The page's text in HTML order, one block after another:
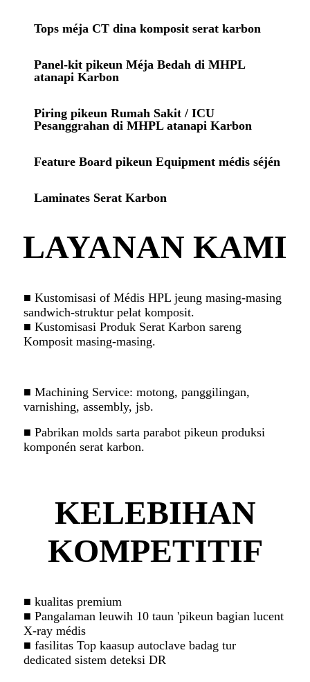
Tops méja CT dina komposit serat karbon
Panel-kit pikeun Méja Bedah di MHPL
atanapi Karbon
Piring pikeun Rumah Sakit / ICU
Pesanggrahan di MHPL atanapi Karbon
Feature Board pikeun Equipment médis séjén
Laminates Serat Karbon
LAYANAN KAMI
■ Kustomisasi of Médis HPL jeung masing-masing
sandwich-struktur pelat komposit.
■ Kustomisasi Produk Serat Karbon sareng
Komposit masing-masing.
■ Machining Service: motong, panggilingan,
varnishing, assembly, jsb.
■ Pabrikan molds sarta parabot pikeun produksi
komponén serat karbon.
KELEBIHAN
KOMPETITIF
■ kualitas premium
■ Pangalaman leuwih 10 taun 'pikeun bagian lucent
X-ray médis
■ fasilitas Top kaasup autoclave badag tur
dedicated sistem deteksi DR